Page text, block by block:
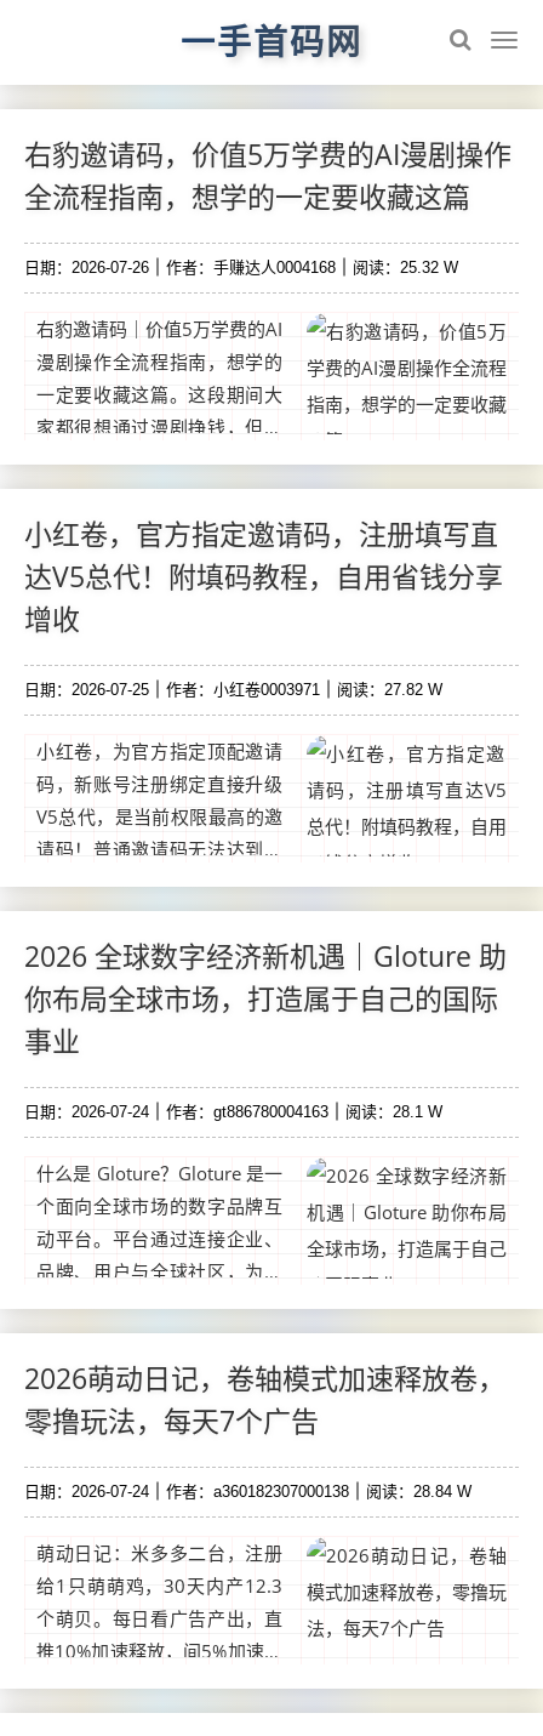
一手首码网
右豹邀请码，价值5万学费的AI漫剧操作
全流程指南，想学的一定要收藏这篇
日期：2026-07-26 作者：手赚达人0004168 阅读：25.32 W
右豹邀请码｜价值5万学费的AI
漫剧操作全流程指南，想学的
一定要收藏这篇。这段期间大
家都很想通过漫剧挣钱，但我
发现很多人不知道该如何下
手，不清楚从制作到变现的全
过程。这篇文章建议大家先收
藏。...
小红卷，官方指定邀请码，注册填写直
达V5总代！附填码教程，自用省钱分享
增收
日期：2026-07-25 作者：小红卷0003971 阅读：27.82 W
小红卷，为官方指定顶配邀请
码，新账号注册绑定直接升级
V5总代，是当前权限最高的邀
请码！普通邀请码无法达到同
等权益，一旦绑定低级邀请
码，账号后期升级慢，新手务
必重视。一、邀请码保姆级填
写步骤。...
2026 全球数字经济新机遇｜Gloture 助
你布局全球市场，打造属于自己的国际
事业
日期：2026-07-24 作者：gt886780004163 阅读：28.1 W
什么是 Gloture？Gloture 是一
个面向全球市场的数字品牌互
动平台。平台通过连接企业、
品牌、用户与全球社区，为企
业提供更加高效的品牌互动与
推广服务，同时也为全球会员
打造一个长期发展的数字商业
生态。...
2026萌动日记，卷轴模式加速释放卷，
零撸玩法，每天7个广告
日期：2026-07-24 作者：a360182307000138 阅读：28.84 W
萌动日记：米多多二台，注册
给1只萌萌鸡，30天内产12.3
个萌贝。每日看广告产出，直
推10%加速释放，间5%加速释
放，低1级烧伤，2条线上星，
萌贝需余额保留10个可出，初